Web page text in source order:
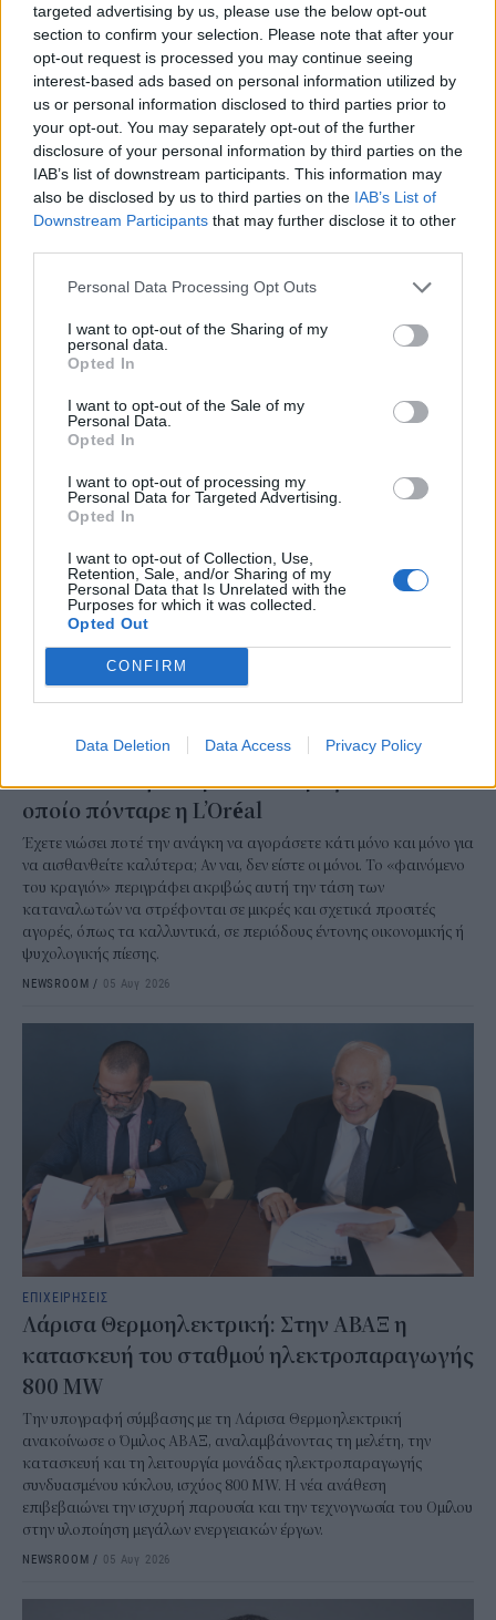
targeted advertising by us, please use the below opt-out
section to confirm your selection. Please note that after your
opt-out request is processed you may continue seeing
interest-based ads based on personal information utilized by
us or personal information disclosed to third parties prior to
your opt-out. You may separately opt-out of the further
disclosure of your personal information by third parties on the
IAB’s list of downstream participants. This information may
also be disclosed by us to third parties on the IAB’s List of
Downstream Participants that may further disclose it to other
Personal Data Processing Opt Outs
I want to opt-out of the Sharing of my
personal data.
Opted In
I want to opt-out of the Sale of my
Personal Data.
Opted In
I want to opt-out of processing my
Personal Data for Targeted Advertising.
Opted In
I want to opt-out of Collection, Use,
Retention, Sale, and/or Sharing of my
Personal Data that Is Unrelated with the
Purposes for which it was collected.
Opted Out
CONFIRM
Data Deletion Data Access Privacy Policy
ΕΠΙΧΕΙΡΗΣΕΙΣ
AKTOR: Συμφωνία με τη Motor Oil για την
Ο Όμιλος AKTOR υπέγραψε δεσμευτική συμφωνία με τη Motor Oil
για την έμμεση απόκτηση του 75% των εταιρειών ΗΛΕΚΤΩΡ και
οικονομία και τον κύκλο του νερού.
NEWSROOM/05 Αυγ 2026
ΕΠΙΧΕΙΡΗΣΕΙΣ
Τι είναι το «φαινόμενο του κραγιόν» στο
οποίο πόνταρε η L’Oréal
Έχετε νιώσει ποτέ την ανάγκη να αγοράσετε κάτι μόνο και μόνο για
να αισθανθείτε καλύτερα; Αν ναι, δεν είστε οι μόνοι. Το «φαινόμενο
του κραγιόν» περιγράφει ακριβώς αυτή την τάση των
καταναλωτών να στρέφονται σε μικρές και σχετικά προσιτές
αγορές, όπως τα καλλυντικά, σε περιόδους έντονης οικονομικής ή
ψυχολογικής πίεσης.
NEWSROOM / 05 Αυγ 2026
ΕΠΙΧΕΙΡΗΣΕΙΣ
Λάρισα Θερμοηλεκτρική: Στην ΑΒΑΞ η
κατασκευή του σταθμού ηλεκτροπαραγωγής
800 MW
Την υπογραφή σύμβασης με τη Λάρισα Θερμοηλεκτρική
ανακοίνωσε ο Όμιλος ΑΒΑΞ, αναλαμβάνοντας τη μελέτη, την
κατασκευή και τη λειτουργία μονάδας ηλεκτροπαραγωγής
συνδυασμένου κύκλου, ισχύος 800 MW. Η νέα ανάθεση
επιβεβαιώνει την ισχυρή παρουσία και την τεχνογνωσία του Ομίλου
στην υλοποίηση μεγάλων ενεργειακών έργων.
NEWSROOM / 05 Αυγ 2026